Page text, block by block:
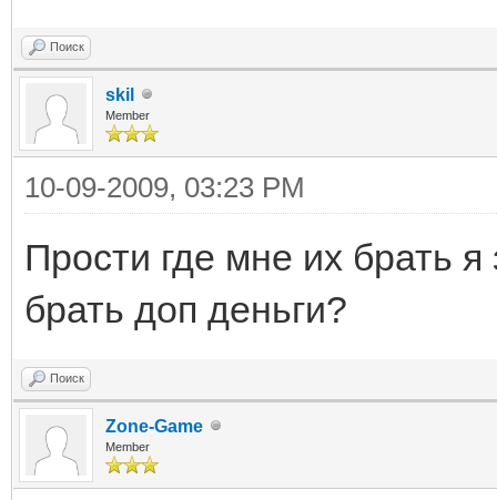
Поиск
skil
Member
10-09-2009, 03:23 PM
Прости где мне их брать
брать доп деньги?
Поиск
Zone-Game
Member